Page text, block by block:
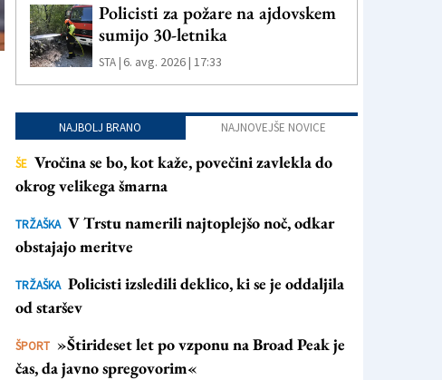
Policisti za požare na ajdovskem
sumijo 30-letnika
STA | 6. avg. 2026 | 17:33
NAJBOLJ BRANO NAJNOVEJŠE NOVICE
ŠE Vročina se bo, kot kaže, povečini zavlekla do
okrog velikega šmarna
TRŽAŠKA V Trstu namerili najtoplejšo noč, odkar
obstajajo meritve
TRŽAŠKA Policisti izsledili deklico, ki se je oddaljila
od staršev
ŠPORT »Štirideset let po vzponu na Broad Peak je
čas, da javno spregovorim«